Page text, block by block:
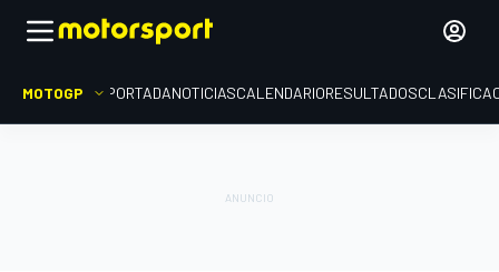
MOTOGP PORTADANOTICIASCALENDARIORESULTADOS